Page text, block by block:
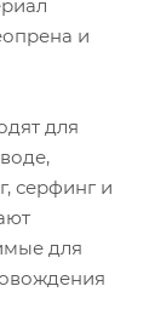
и
для
серфинг и
для